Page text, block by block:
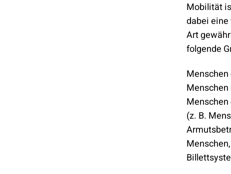
Mobilität
dabei
Art
folgende
(z. B.